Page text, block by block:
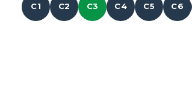
C1 C2 C3 C4 C5 C6